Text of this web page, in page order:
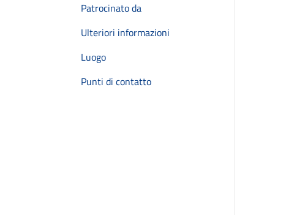
Patrocinato da
Ulteriori informazioni
Luogo
Punti di contatto